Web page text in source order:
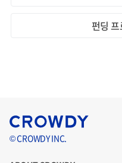
펀딩
© CROWDY INC.